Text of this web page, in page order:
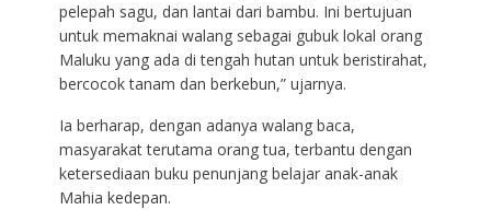
pelepah sagu, dan lantai dari bambu. Ini bertujuan
untuk memaknai walang sebagai gubuk lokal orang
Maluku yang ada di tengah hutan untuk beristirahat,
bercocok tanam dan berkebun,” ujarnya.
Ia berharap, dengan adanya walang baca,
masyarakat terutama orang tua, terbantu dengan
ketersediaan buku penunjang belajar anak-anak
Mahia kedepan.